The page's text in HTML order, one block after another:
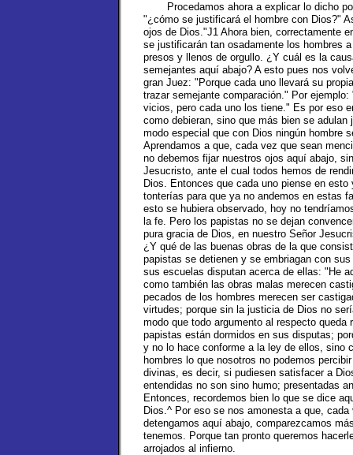
Procedamos ahora a explicar lo dicho
"¿cómo se justificará el hombre con Dios?"
ojos de Dios."J1 Ahora bien, correctamente
se justificarán tan osadamente los hombres
presos y llenos de orgullo. ¿Y cuál es la
semejantes aquí abajo? A esto pues nos
gran Juez: "Porque cada uno llevará su
trazar semejante comparación." Por
vicios, pero cada uno los tiene." Es por eso
como debieran, sino que más bien se
modo especial que con Dios ningún hombre
Aprendamos a que, cada vez que sean
no debemos fijar nuestros ojos aquí abajo,
Jesucristo, ante el cual todos hemos de
Dios. Entonces que cada uno piense en
tonterías para que ya no andemos en estas
esto se hubiera observado, hoy no
la fe. Pero los papistas no se dejan
pura gracia de Dios, en nuestro Señor
¿Y qué de las buenas obras de la que
papistas se detienen y se embriagan con
sus escuelas disputan acerca de ellas: "He
como también las obras malas merecen
pecados de los hombres merecen ser
virtudes; porque sin la justicia de Dios no
modo que todo argumento al respecto
papistas están dormidos en sus disputas;
y no lo hace conforme a la ley de ellos, sino
hombres lo que nosotros no podemos
divinas, es decir, si pudiesen satisfacer a
entendidas no son sino humo; presentadas
Entonces, recordemos bien lo que se dice
Dios.^ Por eso se nos amonesta a que,
detengamos aquí abajo, comparezcamos
tenemos. Porque tan pronto queremos
arrojados al infierno.